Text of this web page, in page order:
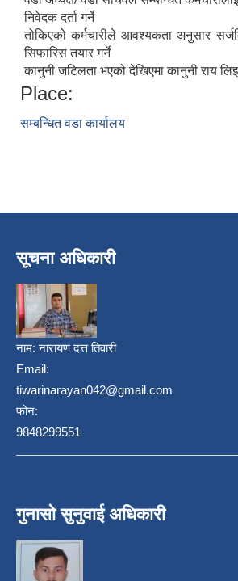
निवेदक दर्ता गर्ने
तोकिएको कर्मचारीले आवश्यकता अनुसार
सिफारिस तयार गर्ने
कानुनी जटिलता भएको देखिएमा कानुनी राय
Place:
सम्बन्धित वडा कार्यालय
सूचना अधिकारी
नाम:नारायण दत्त तिवारी
Email:
tiwarinarayan042@gmail.com
फोन:
9848299551
गुनासो सुनुवाई अधिकारी